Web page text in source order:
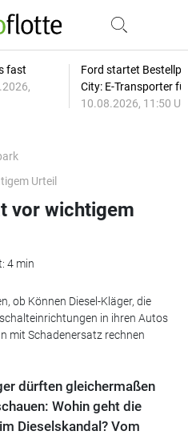
fast
Ford startet
City: E-Transporter
10.08.2026, 11:50
Urteil
vor wichtigem
4 min
ob Können Diesel-Kläger, die
in ihren Autos
mit Schadenersatz rechnen
dürften gleichermaßen
Wohin geht die
Dieselskandal? Vom